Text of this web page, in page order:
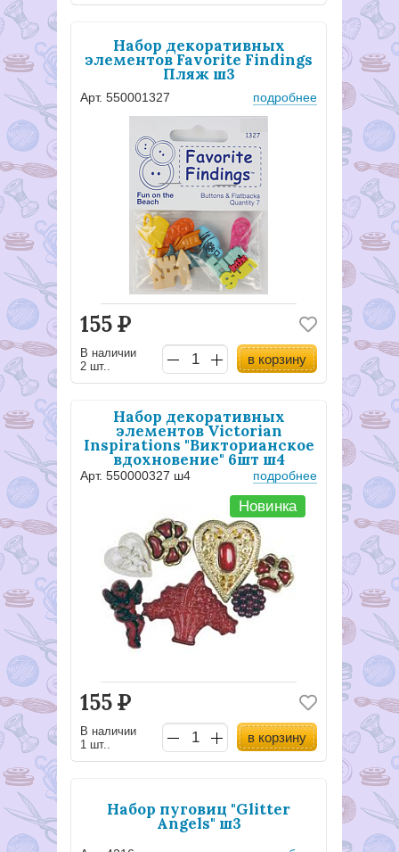
Набор декоративных
элементов Favorite Findings
Пляж ш3
Арт. 550001327 подробнее
155Р
В наличии
2 шт..
в корзину
Набор декоративных
элементов Victorian
Inspirations "Викторианское
вдохновение" 6шт ш4
Арт. 550000327 ш4 подробнее
Новинка
155Р
В наличии
1 шт..
в корзину
Набор пуговиц "Glitter
Angels" ш3